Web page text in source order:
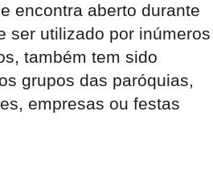
encontra aberto durante
ser utilizado por inúmeros
também tem sido
grupos das paróquias,
empresas ou festas